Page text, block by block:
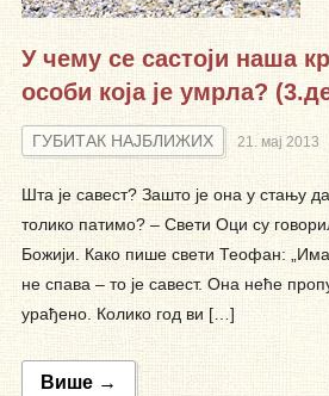
У чему се састоји наша
особи која је умрла?
ГУБИТАК НАЈБЛИЖИХ 21. мај 2013
Шта је савест? Зашто је она у стању
толико патимо? – Свети Оци су
Божији. Како пише свети Теофан:
не спава – то је савест. Она неће
урађено. Колико год ви […]
Више →